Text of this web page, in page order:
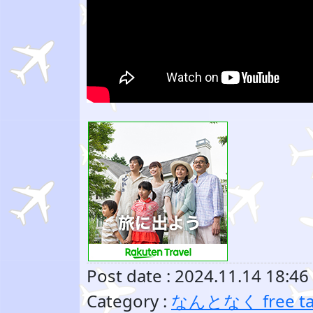
Post date : 2024.11.14 18:46
Category : なんとなく free